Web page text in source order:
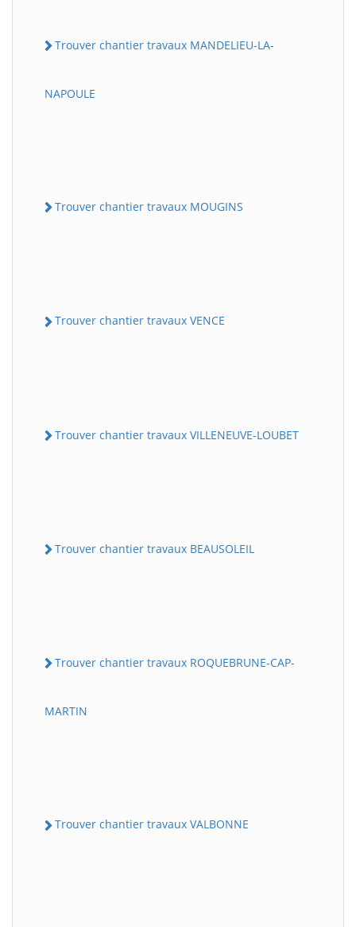
Trouver chantier travaux MANDELIEU-LA-
NAPOULE
Trouver chantier travaux MOUGINS
Trouver chantier travaux VENCE
Trouver chantier travaux VILLENEUVE-LOUBET
Trouver chantier travaux BEAUSOLEIL
Trouver chantier travaux ROQUEBRUNE-CAP-
MARTIN
Trouver chantier travaux VALBONNE